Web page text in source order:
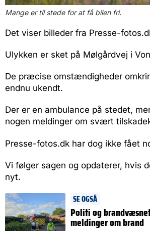
Mange er til stede for at få bilen fri.
Det viser billeder fra Presse-
Ulykken er sket på Mølgårdvej i
De præcise omstændigheder
endnu ukendt.
Der er en ambulance på stedet,
nogen meldinger om svært
Presse-fotos.dk har dog ikke fået
Vi følger sagen og opdaterer, hvis
nyt.
SE OGSÅ
Politi og
meldinger om brand